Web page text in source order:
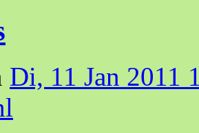
Di, 11 Jan 2011